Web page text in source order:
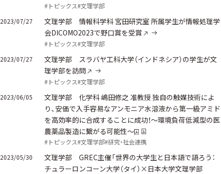
#トピックス#文理学部
2023/07/27
文理学部 情報科学科 宮田研究室 所属学生が情報処理学
会DICOMO2023で野口賞を受賞
#トピックス#文理学部
2023/07/27
文理学部 スラバヤ工科大学（インドネシア）の学生が文
理学部を訪問
#トピックス#文理学部
2023/06/05
文理学部 化学科 嶋田修之 准教授 独自の触媒技術によ
り、安価で入手容易なアンモニア水溶液から第一級アミド
を高効率的に合成することに成功！〜環境負荷低減型の医
農薬品製造に繋がる可能性〜
#トピックス#文理学部#研究・社会連携
2023/05/30
文理学部 GREC主催「世界の大学生と日本語で語ろう：
チュラーロンコーン大学（タイ）×日本大学文理学部